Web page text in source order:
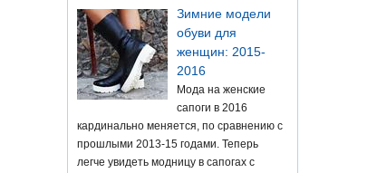
Зимние модели
обуви для
женщин: 2015-
2016
Мода на женские
сапоги в 2016
кардинально меняется, по сравнению с
прошлыми 2013-15 годами. Теперь
легче увидеть модницу в сапогах с